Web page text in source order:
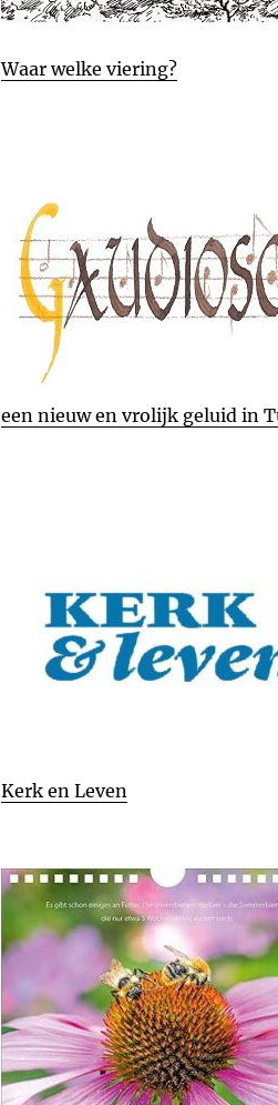
Waar welke viering?
een nieuw en vrolijk geluid in
Kerk en Leven